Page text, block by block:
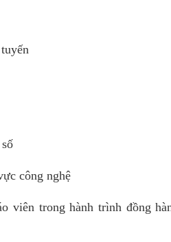
công nghệ
viên trong hành trình đồng